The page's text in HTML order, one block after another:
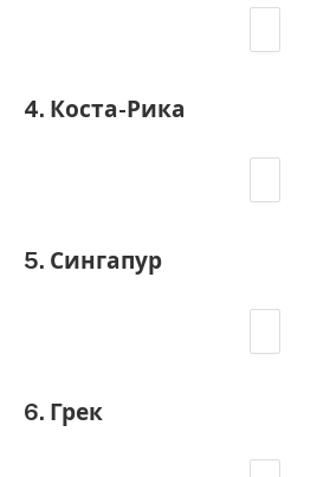
4. Коста-Рика
5. Сингапур
6. Грек